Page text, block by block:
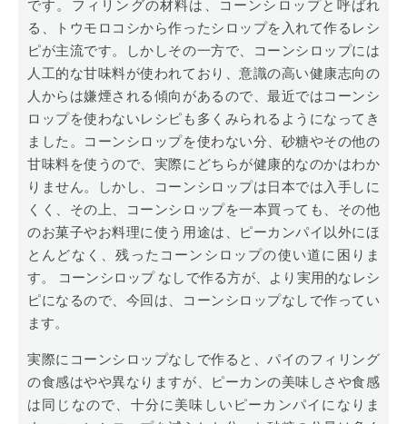
です。フィリングの材料は、コーンシロップと呼ばれ
る、トウモロコシから作ったシロップを入れて作るレシ
ピが主流です。しかしその一方で、コーンシロップには
人工的な甘味料が使われており、意識の高い健康志向の
人からは嫌煙される傾向があるので、最近ではコーンシ
ロップを使わないレシピも多くみられるようになってき
ました。コーンシロップを使わない分、砂糖やその他の
甘味料を使うので、実際にどちらが健康的なのかはわか
りません。しかし、コーンシロップは日本では入手しに
くく、その上、コーンシロップを一本買っても、その他
のお菓子やお料理に使う用途は、ピーカンパイ以外にほ
とんどなく、残ったコーンシロップの使い道に困りま
す。 コーンシロップ なしで作る方が、より実用的なレシ
ピになるので、今回は、コーンシロップなしで作ってい
ます。
実際にコーンシロップなしで作ると、パイのフィリング
の食感はやや異なりますが、ピーカンの美味しさや食感
は同じなので、十分に美味しいピーカンパイになりま